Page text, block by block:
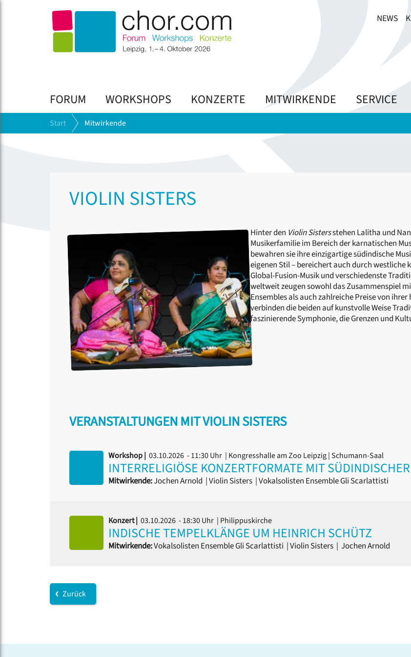
NEWS
FORUM WORKSHOPS KONZERTE MITWIRKENDE SERVICE
Start Mitwirkende
VIOLIN SISTERS
Hinter den Violin Sistersstehen Lalitha und
Musikerfamilie im Bereich der karnatischen
bewahren sie ihre einzigartige südindische
eigenen Stil – bereichert auch durch westliche
Global-Fusion-Musik und verschiedenste
weltweit zeugen sowohl das Zusammenspiel
Ensembles als auch zahlreiche Preise von
verbinden die beiden auf kunstvolle Weise
faszinierende Symphonie, die Grenzen und
VERANSTALTUNGEN MIT VIOLIN SISTERS
Workshop | 03.10.2026 - 11:30 Uhr | Kongresshalle am Zoo Leipzig | Schumann-Saal
INTERRELIGIÖSE KONZERTFORMATE MIT
Mitwirkende:Jochen Arnold |Violin Sisters |Vokalsolisten Ensemble Gli Scarlattisti
Konzert | 03.10.2026 - 18:30 Uhr | Philippuskirche
INDISCHE TEMPELKLÄNGE UM HEINRICH SCHÜTZ
Mitwirkende:Vokalsolisten Ensemble Gli Scarlattisti |Violin Sisters | Jochen Arnold
Zurück